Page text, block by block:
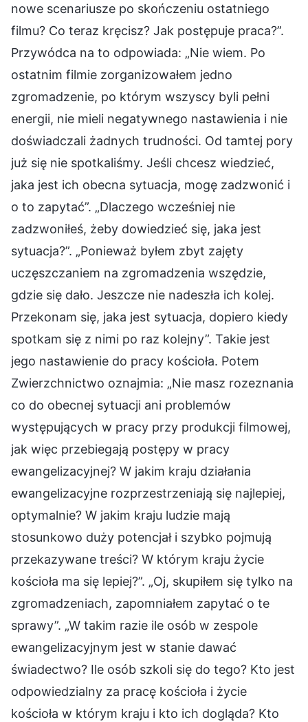
nowe scenariusze po skończeniu ostatniego
filmu? Co teraz kręcisz? Jak postępuje praca?”.
Przywódca na to odpowiada: „Nie wiem. Po
ostatnim filmie zorganizowałem jedno
zgromadzenie, po którym wszyscy byli pełni
energii, nie mieli negatywnego nastawienia i nie
doświadczali żadnych trudności. Od tamtej pory
już się nie spotkaliśmy. Jeśli chcesz wiedzieć,
jaka jest ich obecna sytuacja, mogę zadzwonić i
o to zapytać”. „Dlaczego wcześniej nie
zadzwoniłeś, żeby dowiedzieć się, jaka jest
sytuacja?”. „Ponieważ byłem zbyt zajęty
uczęszczaniem na zgromadzenia wszędzie,
gdzie się dało. Jeszcze nie nadeszła ich kolej.
Przekonam się, jaka jest sytuacja, dopiero kiedy
spotkam się z nimi po raz kolejny”. Takie jest
jego nastawienie do pracy kościoła. Potem
Zwierzchnictwo oznajmia: „Nie masz rozeznania
co do obecnej sytuacji ani problemów
występujących w pracy przy produkcji filmowej,
jak więc przebiegają postępy w pracy
ewangelizacyjnej? W jakim kraju działania
ewangelizacyjne rozprzestrzeniają się najlepiej,
optymalnie? W jakim kraju ludzie mają
stosunkowo duży potencjał i szybko pojmują
przekazywane treści? W którym kraju życie
kościoła ma się lepiej?”. „Oj, skupiłem się tylko na
zgromadzeniach, zapomniałem zapytać o te
sprawy”. „W takim razie ile osób w zespole
ewangelizacyjnym jest w stanie dawać
świadectwo? Ile osób szkoli się do tego? Kto jest
odpowiedzialny za pracę kościoła i życie
kościoła w którym kraju i kto ich dogląda? Kto